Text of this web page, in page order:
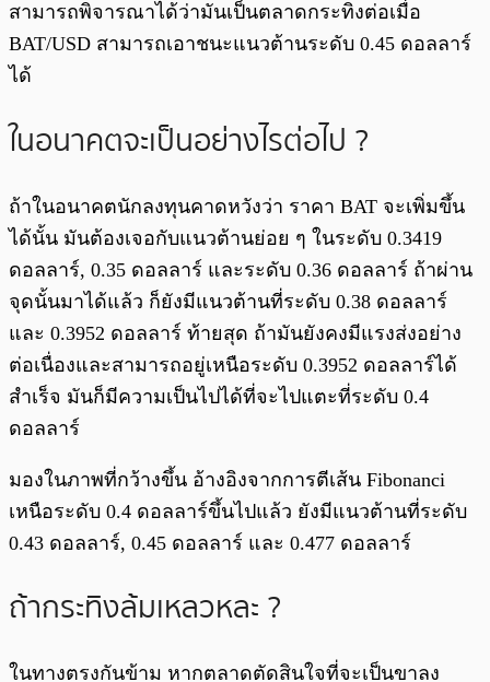
สามารถพิจารณาได้ว่ามันเป็นตลาดกระทิงต่อเมื่อ
BAT/USD สามารถเอาชนะแนวต้านระดับ 0.45 ดอลลาร์
ได้
ในอนาคตจะเป็นอย่างไรต่อไป ?
ถ้าในอนาคตนักลงทุนคาดหวังว่า ราคา BAT จะเพิ่มขึ้น
ได้นั้น มันต้องเจอกับแนวต้านย่อย ๆ ในระดับ 0.3419
ดอลลาร์, 0.35 ดอลลาร์ และระดับ 0.36 ดอลลาร์ ถ้าผ่าน
จุดนั้นมาได้แล้ว ก็ยังมีแนวต้านที่ระดับ 0.38 ดอลลาร์
และ 0.3952 ดอลลาร์ ท้ายสุด ถ้ามันยังคงมีแรงส่งอย่าง
ต่อเนื่องและสามารถอยู่เหนือระดับ 0.3952 ดอลลาร์ได้
สำเร็จ มันก็มีความเป็นไปได้ที่จะไปแตะที่ระดับ 0.4
ดอลลาร์
มองในภาพที่กว้างขึ้น อ้างอิงจากการตีเส้น Fibonanci
เหนือระดับ 0.4 ดอลลาร์ขึ้นไปแล้ว ยังมีแนวต้านที่ระดับ
0.43 ดอลลาร์, 0.45 ดอลลาร์ และ 0.477 ดอลลาร์
ถ้ากระทิงล้มเหลวหละ ?
ในทางตรงกันข้าม หากตลาดตัดสินใจที่จะเป็นขาลง